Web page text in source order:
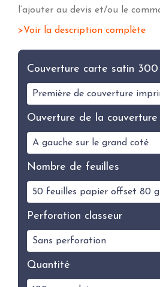
l’ajouter au devis et/ou le
Voir la description complète
Couverture carte satin
Ouverture de la couverture
Nombre de feuilles
Perforation classeur
Quantité